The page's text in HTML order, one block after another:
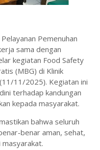
Pemenuhan
sama dengan
kegiatan Food Safety
(MBG) di Klinik
11/2025). Kegiatan ini
terhadap kandungan
kepada masyarakat.
bahwa seluruh
benar aman, sehat,